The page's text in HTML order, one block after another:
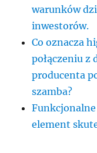
warunków
inwestorów.
Co oznacza
połączeniu z
producenta
szamba?
element